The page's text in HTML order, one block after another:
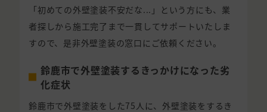
「初めての外壁塗装不安だな...」という方にも、業
者探しから施工完了まで一貫してサポートいたしま
すので、是非外壁塗装の窓口にご依頼ください。
鈴鹿市で外壁塗装するきっかけになった劣
化症状
鈴鹿市で外壁塗装をした75人に、外壁塗装をするき